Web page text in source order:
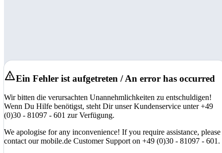
Ein Fehler ist aufgetreten / An error has occurred
Wir bitten die verursachten Unannehmlichkeiten zu entschuldigen!
Wenn Du Hilfe benötigst, steht Dir unser Kundenservice unter +49
(0)30 - 81097 - 601 zur Verfügung.
We apologise for any inconvenience! If you require assistance, please
contact our mobile.de Customer Support on +49 (0)30 - 81097 - 601.